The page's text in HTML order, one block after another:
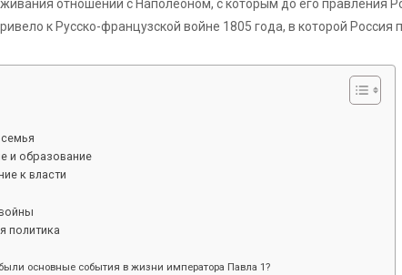
отношений с Наполеоном, с которым до его правления
к Русско-французской войне 1805 года, в которой Россия
и образование
к власти
политика
основные события в жизни императора Павла 1?